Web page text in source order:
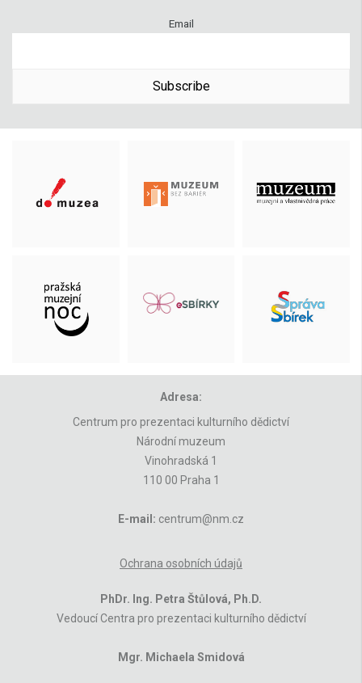
Email
Subscribe
Adresa:
Centrum pro prezentaci kulturního dědictví
Národní muzeum
Vinohradská 1
110 00 Praha 1
E-mail: centrum@nm.cz
Ochrana osobních údajů
PhDr. Ing. Petra Štůlová, Ph.D.
Vedoucí Centra pro prezentaci kulturního dědictví
Mgr. Michaela Smidová